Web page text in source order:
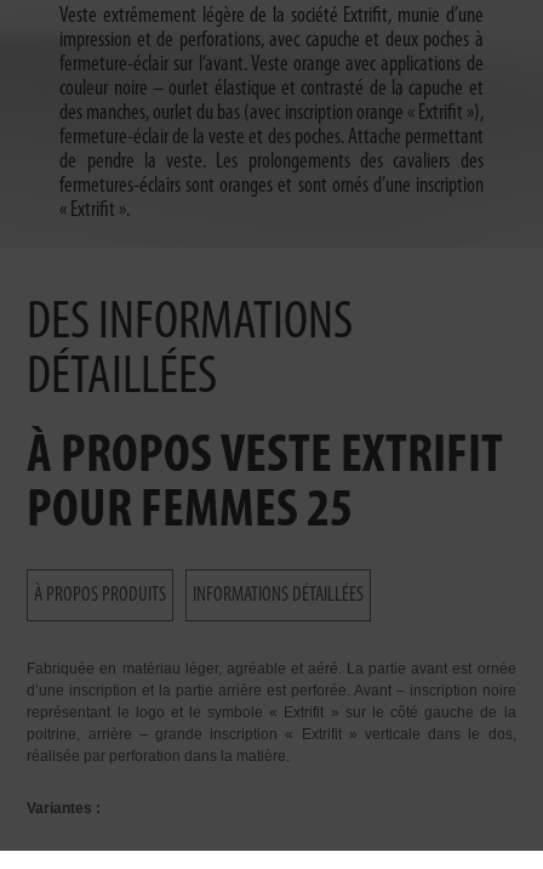
Veste extrêmement légère de la société Extrifit, munie d’une
impression et de perforations, avec capuche et deux poches à
fermeture-éclair sur l‘avant. Veste orange avec applications de
couleur noire – ourlet élastique et contrasté de la capuche et
des manches, ourlet du bas (avec inscription orange « Extrifit »),
fermeture-éclair de la veste et des poches. Attache permettant
de pendre la veste. Les prolongements des cavaliers des
fermetures-éclairs sont oranges et sont ornés d’une inscription
« Extrifit ».
DES INFORMATIONS
DÉTAILLÉES
À PROPOS VESTE EXTRIFIT
POUR FEMMES 25
À PROPOS PRODUITS INFORMATIONS DÉTAILLÉES
Fabriquée en matériau léger, agréable et aéré. La partie avant est ornée
d’une inscription et la partie arrière est perforée. Avant – inscription noire
représentant le logo et le symbole « Extrifit » sur le côté gauche de la
poitrine, arrière – grande inscription « Extrifit » verticale dans le dos,
réalisée par perforation dans la matière.
Variantes :